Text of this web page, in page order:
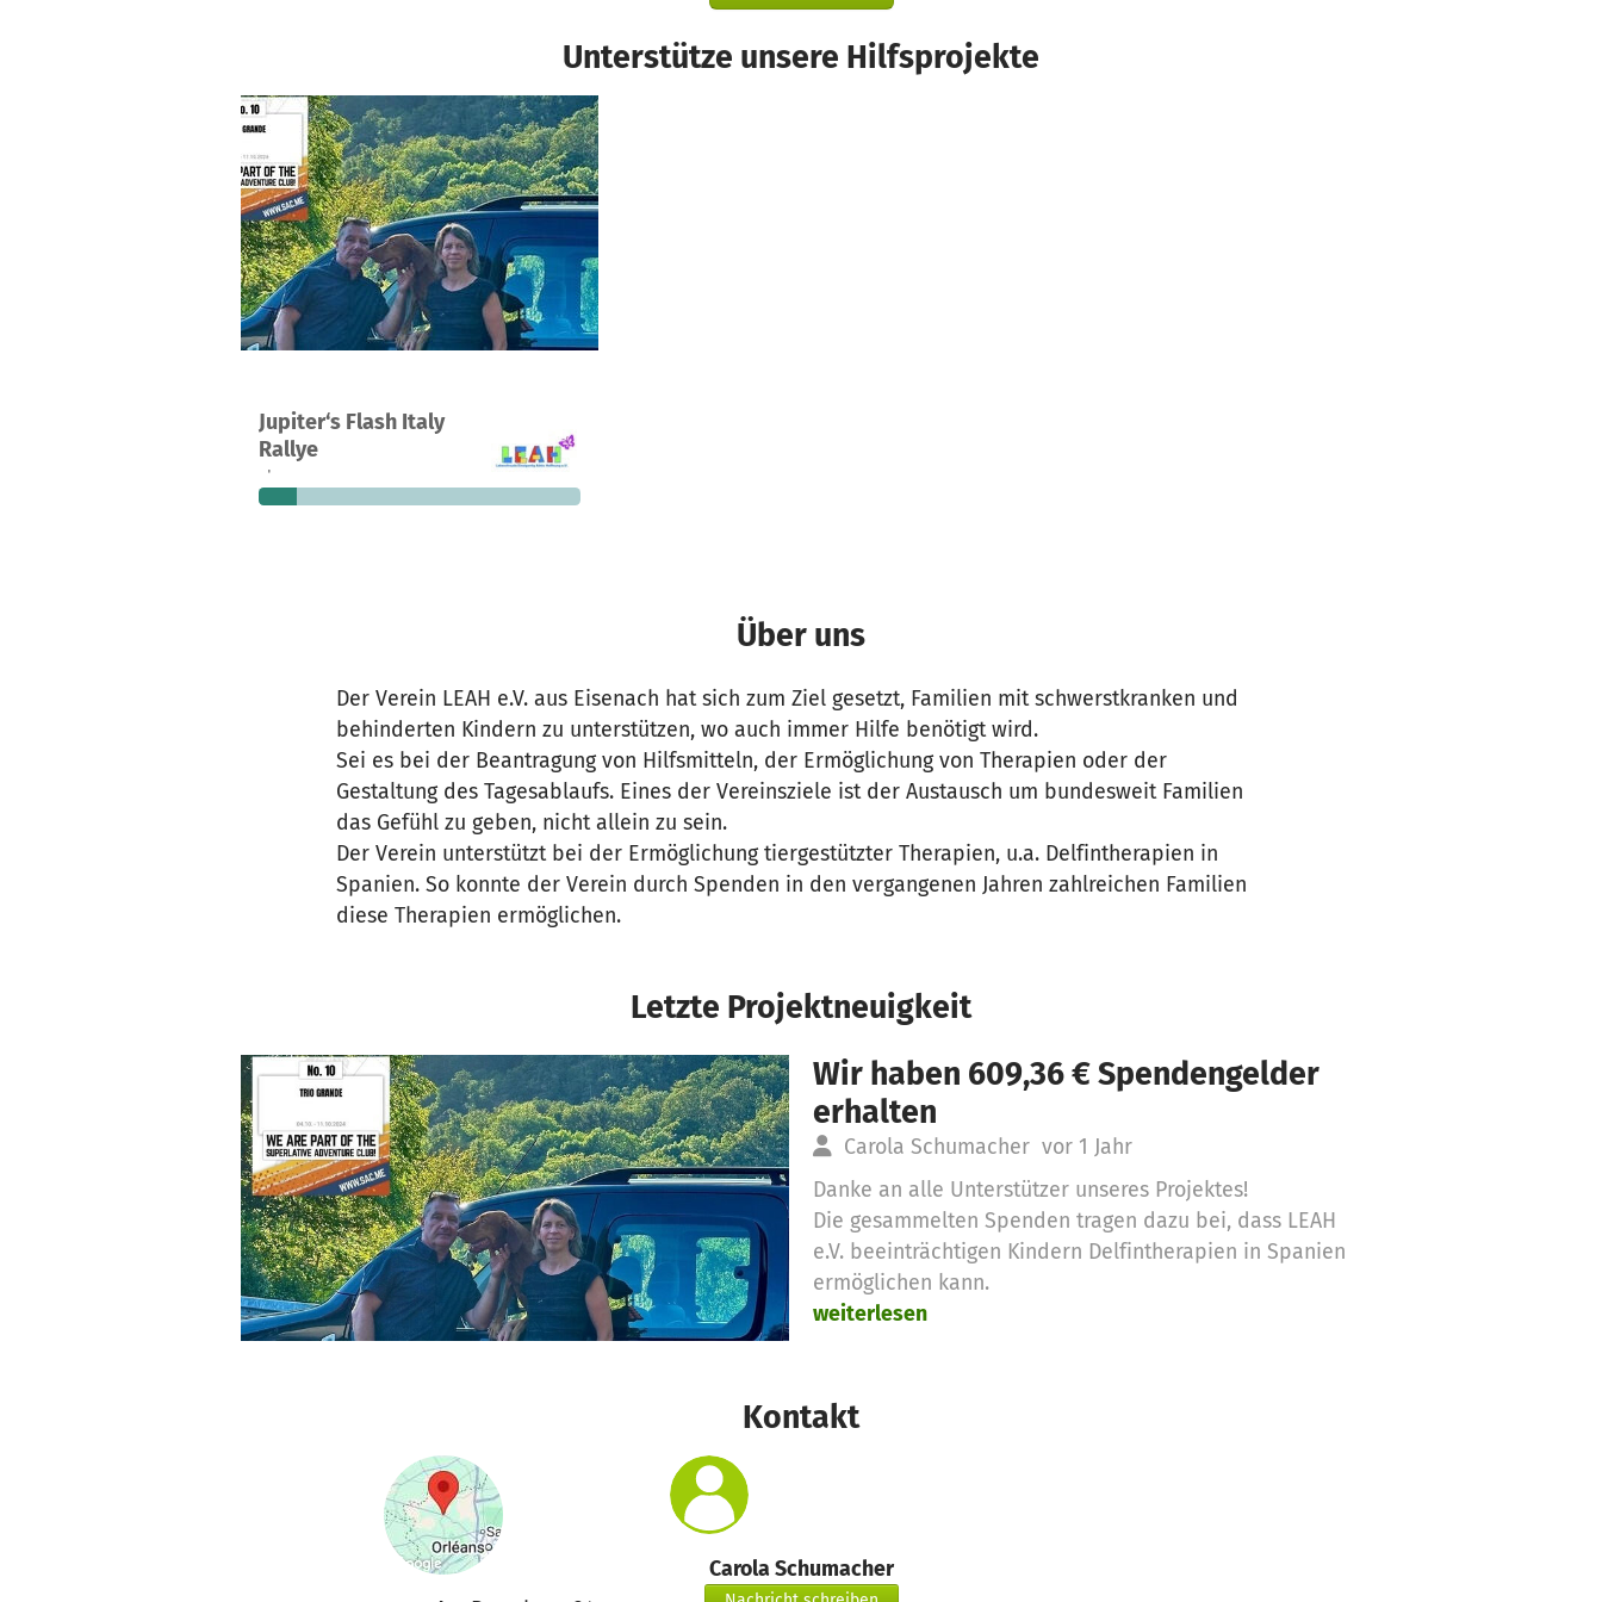
Unterstütze unsere Hilfsprojekte
Jupiter‘s Flash Italy
Rallye
Ein Projekt in Eisenach, Deutschland
13
Spenden
4.375 €
fehlen noch
Über uns
Der Verein LEAH e.V. aus Eisenach hat sich zum Ziel gesetzt, Familien mit schwerstkranken und
behinderten Kindern zu unterstützen, wo auch immer Hilfe benötigt wird.
Sei es bei der Beantragung von Hilfsmitteln, der Ermöglichung von Therapien oder der
Gestaltung des Tagesablaufs. Eines der Vereinsziele ist der Austausch um bundesweit Familien
das Gefühl zu geben, nicht allein zu sein.
Der Verein unterstützt bei der Ermöglichung tiergestützter Therapien, u.a. Delfintherapien in
Spanien. So konnte der Verein durch Spenden in den vergangenen Jahren zahlreichen Familien
diese Therapien ermöglichen.
Letzte Projektneuigkeit
Wir haben 609,36 € Spendengelder
erhalten
Carola Schumacher vor 1 Jahr
Danke an alle Unterstützer unseres Projektes!
Die gesammelten Spenden tragen dazu bei, dass LEAH
e.V. beeinträchtigen Kindern Delfintherapien in Spanien
ermöglichen kann.
weiterlesen
Kontakt
Carola Schumacher